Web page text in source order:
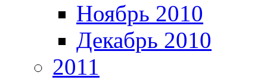
Ноябрь 2010
Декабрь 2010
2011